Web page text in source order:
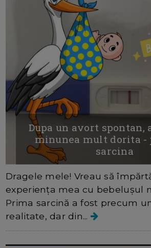
Dupa un avort spontan,
minunea mult dorita -
sarcina
Dragele mele! Vreau să
experiența mea cu bebelușul
Prima sarcină a fost precum
realitate, dar din...